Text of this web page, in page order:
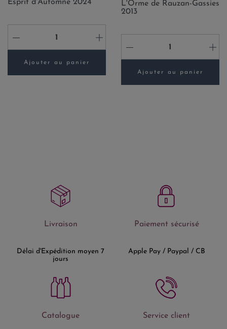
Esprit d'Automne 2024
- +
Ajouter au panier
L'Orme de Rauzan-Gassies
2013
- +
Ajouter au panier
Livraison
Délai d'Expédition moyen 7
jours
Paiement sécurisé
Apple Pay / Paypal / CB
Catalogue Service client